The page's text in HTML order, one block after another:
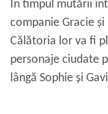
În timpul mutării
companie Gracie
Călătoria lor va fi
personaje ciudate
lângă Sophie și